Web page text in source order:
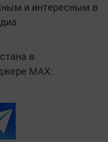
и интересным в
в
MАХ: